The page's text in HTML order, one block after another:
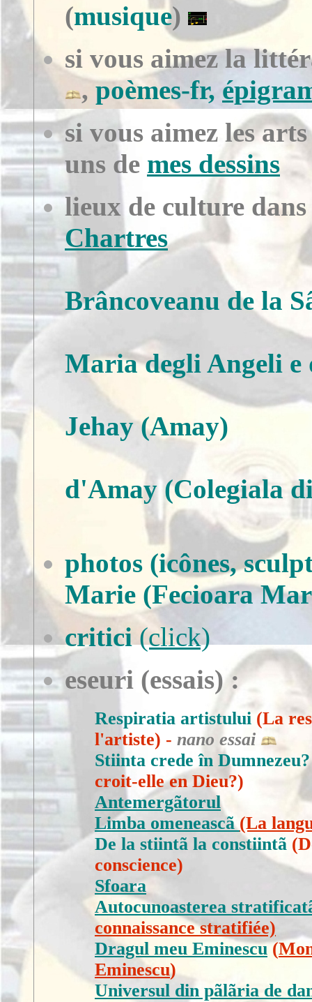
(musique)
si vous aimez la
, poèmes-fr,
si vous aimez les
uns de mes dessins
lieux de culture
Chartres
Brâncoveanu de la
Maria degli Angeli
Jehay (Amay)
d'Amay (Colegiala
photos (icônes,
Marie (Fecioara
critici (click)
eseuri (essais) :
Respiratia artistului (La
l'artiste) - nano essai
Stiinta crede în Dumnezeu?
croit-elle en Dieu?)
Antemergãtorul
Limba omeneascã(La
De la stiintã la constiintã (
conscience)
Sfoara
Autocunoasterea
connaissance stratifiée)
Dragul meu Eminescu (
Eminescu)
Universul din pãlãria de